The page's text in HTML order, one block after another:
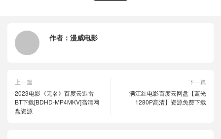
作者： 漫威电影
上一篇
2023电影《无名》百度云迅雷
BT下载[BDHD-MP4MKV]高清网
盘资源
下一篇
满江红电影百度云网盘【蓝光
1280P高清】资源免费下载